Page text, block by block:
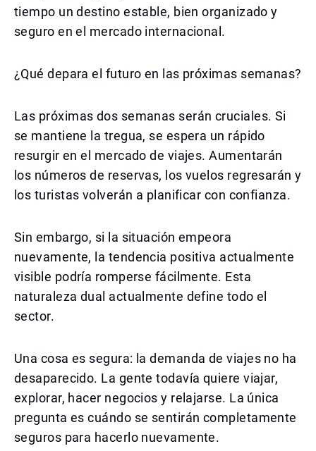
tiempo un destino estable, bien organizado y
seguro en el mercado internacional.
¿Qué depara el futuro en las próximas semanas?
Las próximas dos semanas serán cruciales. Si
se mantiene la tregua, se espera un rápido
resurgir en el mercado de viajes. Aumentarán
los números de reservas, los vuelos regresarán y
los turistas volverán a planificar con confianza.
Sin embargo, si la situación empeora
nuevamente, la tendencia positiva actualmente
visible podría romperse fácilmente. Esta
naturaleza dual actualmente define todo el
sector.
Una cosa es segura: la demanda de viajes no ha
desaparecido. La gente todavía quiere viajar,
explorar, hacer negocios y relajarse. La única
pregunta es cuándo se sentirán completamente
seguros para hacerlo nuevamente.